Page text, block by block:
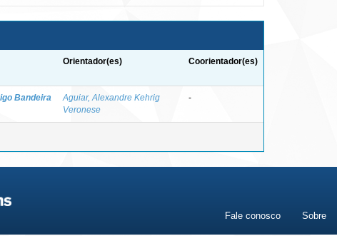
Orientador(es) Coorientador(es)
Bandeira
Aguiar, Alexandre Kehrig
Veronese
-
Fale conosco Sobre